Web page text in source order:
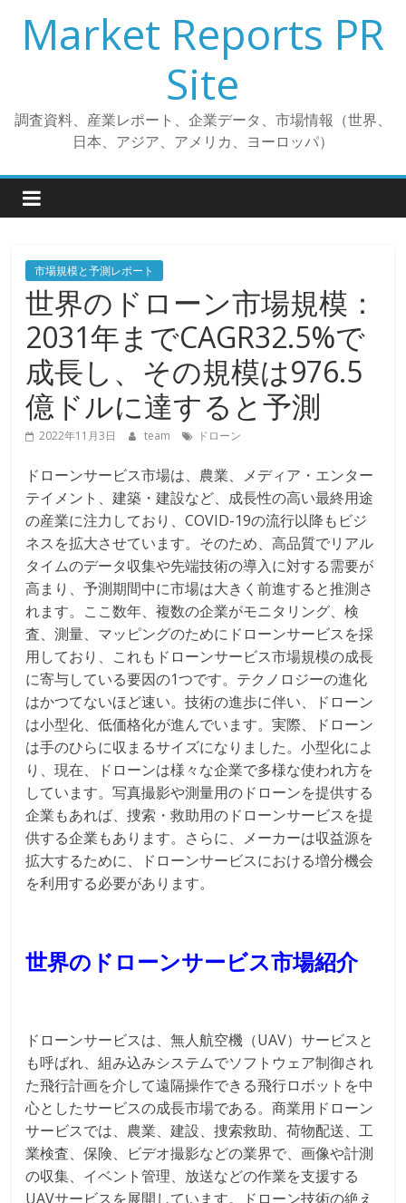
プ
Market Reports PR
Site
調査資料、産業レポート、企業データ、市場情報（世界、
日本、アジア、アメリカ、ヨーロッパ）
市場規模と予測レポート
世界のドローン市場規模：
2031年までCAGR32.5%で
成長し、その規模は976.5
億ドルに達すると予測
2022年11月3日 team ドローン
ドローンサービス市場は、農業、メディア・エンター
テイメント、建築・建設など、成長性の高い最終用途
の産業に注力しており、COVID-19の流行以降もビジ
ネスを拡大させています。そのため、高品質でリアル
タイムのデータ収集や先端技術の導入に対する需要が
高まり、予測期間中に市場は大きく前進すると推測さ
れます。ここ数年、複数の企業がモニタリング、検
査、測量、マッピングのためにドローンサービスを採
用しており、これもドローンサービス市場規模の成長
に寄与している要因の1つです。テクノロジーの進化
はかつてないほど速い。技術の進歩に伴い、ドローン
は小型化、低価格化が進んでいます。実際、ドローン
は手のひらに収まるサイズになりました。小型化によ
り、現在、ドローンは様々な企業で多様な使われ方を
しています。写真撮影や測量用のドローンを提供する
企業もあれば、捜索・救助用のドローンサービスを提
供する企業もあります。さらに、メーカーは収益源を
拡大するために、ドローンサービスにおける増分機会
を利用する必要があります。
世界のドローンサービス市場紹介
ドローンサービスは、無人航空機（UAV）サービスと
も呼ばれ、組み込みシステムでソフトウェア制御され
た飛行計画を介して遠隔操作できる飛行ロボットを中
心としたサービスの成長市場である。商業用ドローン
サービスでは、農業、建設、捜索救助、荷物配送、工
業検査、保険、ビデオ撮影などの業界で、画像や計測
の収集、イベント管理、放送などの作業を支援する
UAVサービスを展開しています。ドローン技術の絶え